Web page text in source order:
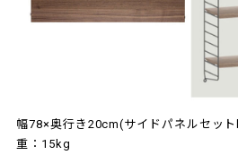
幅78×奥行き20cm(サイドパネルセッ
重：15kg